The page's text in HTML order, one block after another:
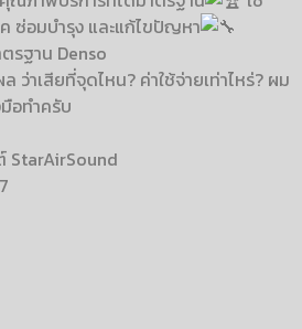
ค ซ่อมบำรุง และแก้ไขปัญหา
รฐาน Denso
ว่าเสียที่จุดไหน? ค่าใช้จ่ายเท่าไหร่? ผม
อทำครับ
StarAirSound